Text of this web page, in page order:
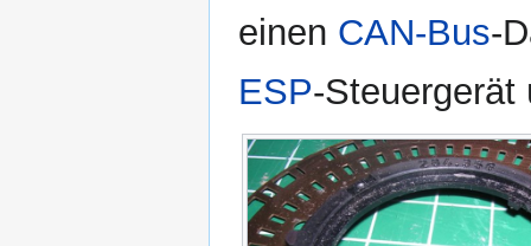
einen CAN-Bus-
ESP-Steuergerät